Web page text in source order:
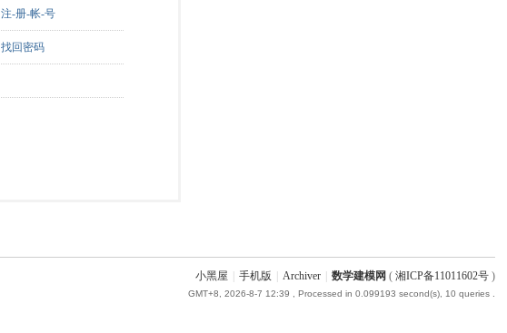
注-册-帐-号
找回密码
小黑屋 手机版 Archiver 数学建模网 ( 湘ICP备11011602号)
GMT+8, 2026-8-7 12:39 , Processed in 0.099193 second(s), 10 queries .